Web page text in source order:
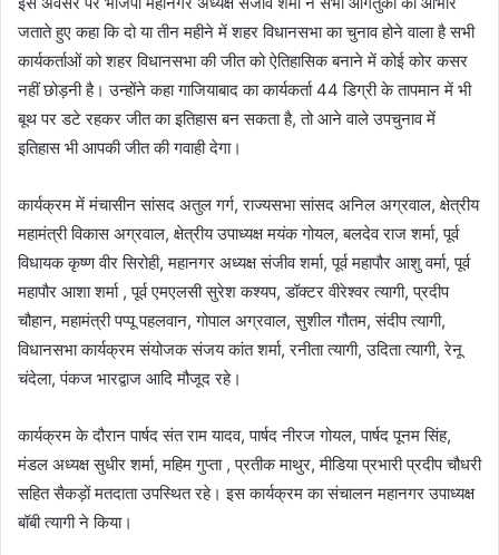
जताते हुए कहा कि दो या तीन महीने में शहर विधानसभा का चुनाव होने वाला है सभी
कार्यकर्ताओं को शहर विधानसभा की जीत को ऐतिहासिक बनाने में कोई कोर कसर
नहीं छोड़नी है। उन्होंने कहा गाजियाबाद का कार्यकर्ता 44 डिग्री के तापमान में भी
बूथ पर डटे रहकर जीत का इतिहास बन सकता है, तो आने वाले उपचुनाव में
इतिहास भी आपकी जीत की गवाही देगा।
कार्यक्रम में मंचासीन सांसद अतुल गर्ग, राज्यसभा सांसद अनिल अग्रवाल, क्षेत्रीय
महामंत्री विकास अग्रवाल, क्षेत्रीय उपाध्यक्ष मयंक गोयल, बलदेव राज शर्मा, पूर्व
विधायक कृष्ण वीर सिरोही, महानगर अध्यक्ष संजीव शर्मा, पूर्व महापौर आशु वर्मा, पूर्व
महापौर आशा शर्मा , पूर्व एमएलसी सुरेश कश्यप, डॉक्टर वीरेश्वर त्यागी, प्रदीप
चौहान, महामंत्री पप्पू पहलवान, गोपाल अग्रवाल, सुशील गौतम, संदीप त्यागी,
विधानसभा कार्यक्रम संयोजक संजय कांत शर्मा, रनीता त्यागी, उदिता त्यागी, रेनू
चंदेला, पंकज भारद्वाज आदि मौजूद रहे।
कार्यक्रम के दौरान पार्षद संत राम यादव, पार्षद नीरज गोयल, पार्षद पूनम सिंह,
मंडल अध्यक्ष सुधीर शर्मा, महिम गुप्ता , प्रतीक माथुर, मीडिया प्रभारी प्रदीप चौधरी
सहित सैकड़ों मतदाता उपस्थित रहे। इस कार्यक्रम का संचालन महानगर उपाध्यक्ष
बॉबी त्यागी ने किया।